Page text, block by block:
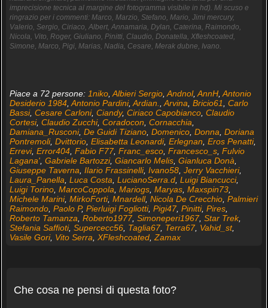
imprecisione tecnica al margine del fotogramma visibile in hd). Mi scuso e
ringrazio per i commenti: Marco, Marzio, Stefano, Mario, Jimi mercury,
Valerio, Sergio, Ciriaco, Albert, Annamaria, Dylan, Caterina, Raimondo,
Nicola, Vito, Roger, Giuliano, Pinitti, Claudio, Donatella, Xfleshcoated,
Simone, Marco, Pigi, Marias, Nadia, Cesare, Merak dubne, Ivano.
Piace a 72 persone: 1niko, Albieri Sergio, Andnol, AnnH, Antonio
Desiderio 1984, Antonio Pardini, Ardian. Arvina Bricio61
Carlo
Bassi, Cesare Carloni, Ciandy, Ciriaco Capobianco, Claudio
Cortesi, Claudio Zucchi, Coradocon Cornacchia
Damiana_Rusconi, De Guidi Tiziano, Domenico, Donna Doriana
Pontremoli, Dvittorio, Elisabetta Leonardi, Erlegnan Eros Penatti,
Errevi, Error404, Fabio F77, Franc_esco, Francesco_s, Fulvio
Lagana', Gabriele Bartozzi, Giancarlo Melis, Gianluca Donà
Giuseppe Taverna Ilario Frassinelli, Ivano58, Jerry Vacchieri,
Laura_Panella Luca Costa LucianoSerra.d, Luigi Biancucci,
Luigi Torino, MarcoCoppola Mariogs, Maryas, Maxspin73,
Michele Marini, MirkoForti, Mnardell, Nicola De Crecchio, Palmieri
Raimondo, Paolo P, Pierluigi Fogliotti, Pigi47, Pinitti, Pires,
Roberto Tamanza Roberto1977, Simoneperi1967, Star Trek,
Stefania Saffioti, Supercecc56, Taglia67, Terra67, Vahid_st,
Vasile Gori, Vito Serra XFleshcoated, Zamax
Che cosa ne pensi di questa foto?